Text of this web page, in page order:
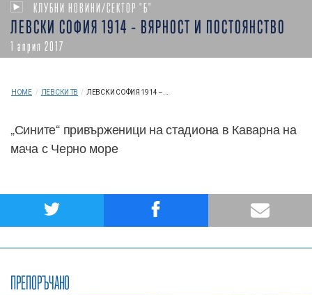
КЛУБНИ НОВИНИ/СЕКТОР "Б"
ЛЕВСКИ СОФИЯ 1914 – ВЯРНОСТ И ПОСТОЯНСТВО
1 април 2017
HOME / ЛЕВСКИ ТВ / ЛЕВСКИ СОФИЯ 1914 –...
„Сините“ привърженици на стадиона в Каварна на
мача с Черно море
ПРЕПОРЪЧАНО